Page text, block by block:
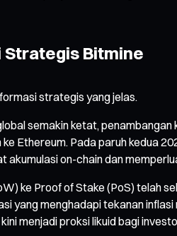
Strategis Bitmine
strategis yang jelas.
semakin ketat,
Ethereum. Pada paruh kedua
on-chain dan
ke Proof of Stake (PoS) telah
yang menghadapi tekanan
menjadi proksi likuid bagi